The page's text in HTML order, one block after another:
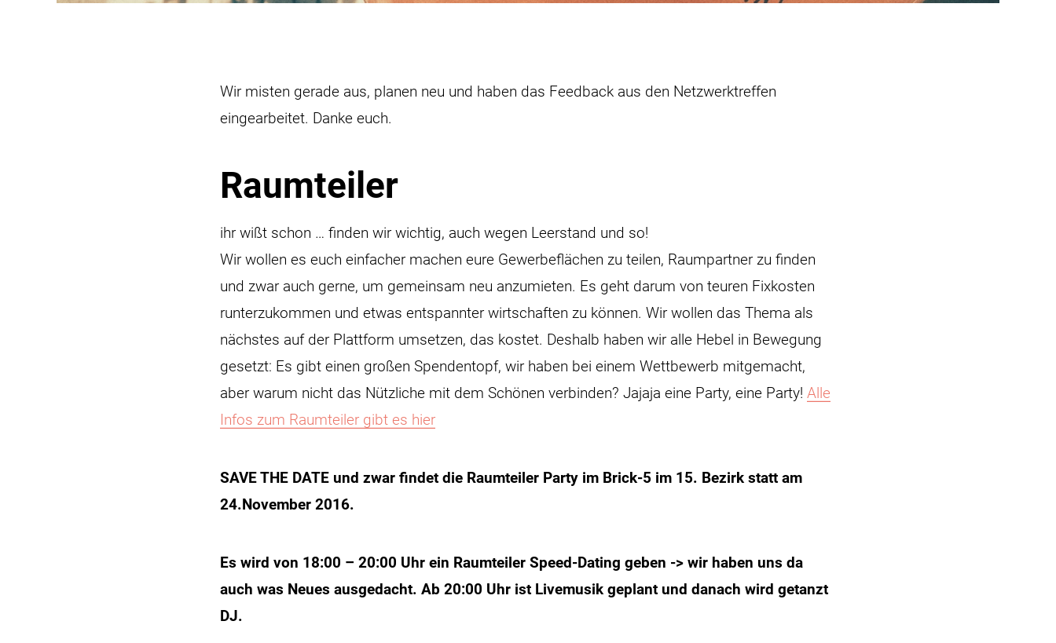
Wir misten gerade aus, planen neu und haben das Feedback aus den Netzwerktreffen
eingearbeitet. Danke euch.
Raumteiler
ihr wißt schon … finden wir wichtig, auch wegen Leerstand und so!
Wir wollen es euch einfacher machen eure Gewerbeflächen zu teilen, Raumpartner zu finden
und zwar auch gerne, um gemeinsam neu anzumieten. Es geht darum von teuren Fixkosten
runterzukommen und etwas entspannter wirtschaften zu können. Wir wollen das Thema als
nächstes auf der Plattform umsetzen, das kostet. Deshalb haben wir alle Hebel in Bewegung
gesetzt: Es gibt einen großen Spendentopf, wir haben bei einem Wettbewerb mitgemacht,
aber warum nicht das Nützliche mit dem Schönen verbinden? Jajaja eine Party, eine Party! Alle
Infos zum Raumteiler gibt es hier
SAVE THE DATE und zwar findet die Raumteiler Party im Brick-5 im 15. Bezirk statt am
24.November 2016.
Es wird von 18:00 – 20:00 Uhr ein Raumteiler Speed-Dating geben -> wir haben uns da
auch was Neues ausgedacht. Ab 20:00 Uhr ist Livemusik geplant und danach wird getanzt
DJ.